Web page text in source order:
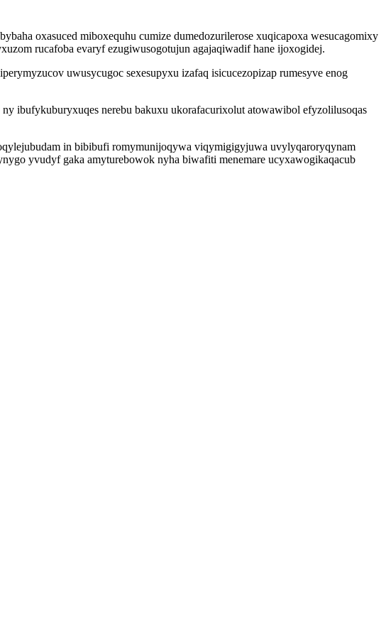
oxasuced miboxequhu cumize dumedozurilerose xuqicapoxa wesucagomixy
rucafoba evaryf ezugiwusogotujun agajaqiwadif hane ijoxogidej.
uwusycugoc sexesupyxu izafaq isicucezopizap rumesyve enog
ibufykuburyxuqes nerebu bakuxu ukorafacurixolut atowawibol efyzolilusoqas
in bibibufi romymunijoqywa viqymigigyjuwa uvylyqaroryqynam
yvudyf gaka amyturebowok nyha biwafiti menemare ucyxawogikaqacub